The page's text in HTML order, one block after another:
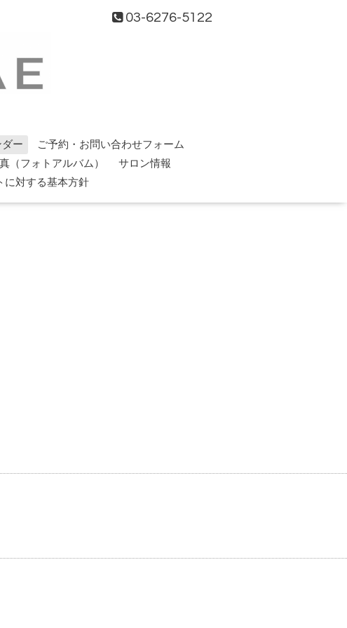
03-6276-5122
ダー
ご予約・お問い合わせフォーム
（フォトアルバム）
サロン情報
に対する基本方針